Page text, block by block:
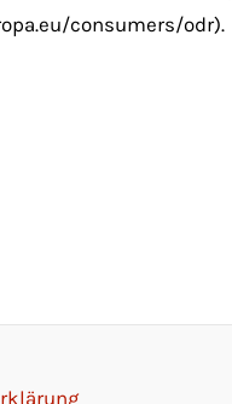
consumers/odr).